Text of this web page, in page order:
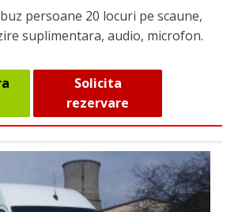
persoane 20 locuri pe scaune,
suplimentara, audio, microfon.
Solicita
rezervare